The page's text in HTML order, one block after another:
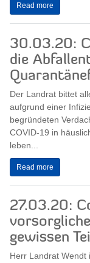
Read more
30.03.20:
die
Der Landrat bittet
aufgrund einer
begründeten
COVID-19 in
leben...
Read more
27.03.20:
gewissen
Herr Landrat Wendt